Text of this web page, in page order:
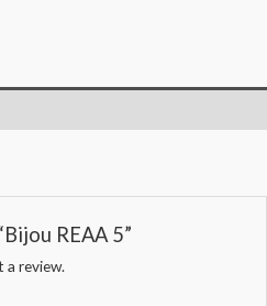
REAA 5”
review.